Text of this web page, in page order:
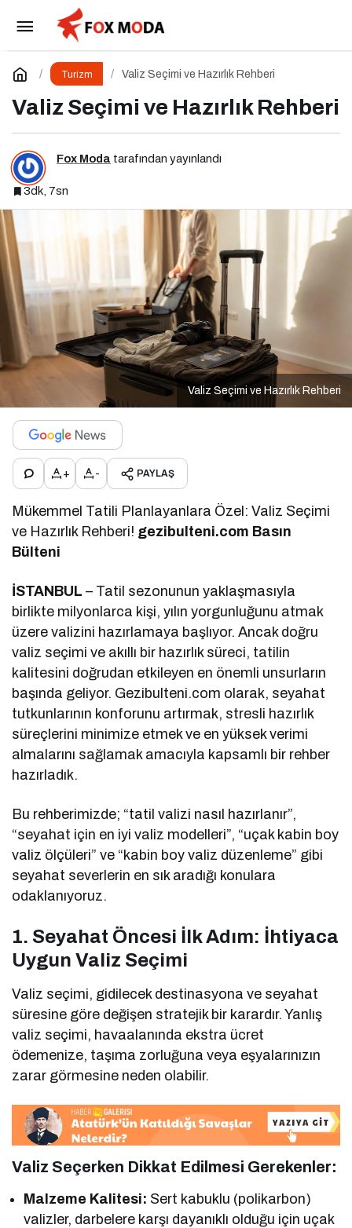
Turizm Valiz Seçimi ve Hazırlık Rehberi
Valiz Seçimi ve Hazırlık Rehberi
Fox Moda tarafından yayınlandı
3dk, 7sn
Valiz Seçimi ve Hazırlık Rehberi
+ - PAYLAŞ
Mükemmel Tatili Planlayanlara Özel: Valiz Seçimi
ve Hazırlık Rehberi! gezibulteni.com Basın
Bülteni
İSTANBUL – Tatil sezonunun yaklaşmasıyla
birlikte milyonlarca kişi, yılın yorgunluğunu atmak
üzere valizini hazırlamaya başlıyor. Ancak doğru
valiz seçimi ve akıllı bir hazırlık süreci, tatilin
kalitesini doğrudan etkileyen en önemli unsurların
başında geliyor. Gezibulteni.com olarak, seyahat
tutkunlarının konforunu artırmak, stresli hazırlık
süreçlerini minimize etmek ve en yüksek verimi
almalarını sağlamak amacıyla kapsamlı bir rehber
hazırladık.
Bu rehberimizde; “tatil valizi nasıl hazırlanır”,
“seyahat için en iyi valiz modelleri”, “uçak kabin boy
valiz ölçüleri” ve “kabin boy valiz düzenleme” gibi
seyahat severlerin en sık aradığı konulara
odaklanıyoruz.
1. Seyahat Öncesi İlk Adım: İhtiyaca
Uygun Valiz Seçimi
Valiz seçimi, gidilecek destinasyona ve seyahat
süresine göre değişen stratejik bir karardır. Yanlış
valiz seçimi, havaalanında ekstra ücret
ödemenize, taşıma zorluğuna veya eşyalarınızın
zarar görmesine neden olabilir.
Valiz Seçerken Dikkat Edilmesi Gerekenler:
Malzeme Kalitesi: Sert kabuklu (polikarbon)
valizler, darbelere karşı dayanıklı olduğu için uçak
Modern Gezginin Hayatta Kalma ve Keşif
Rehberi
Yorum Yap